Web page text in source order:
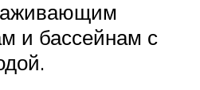
и бассейнам с